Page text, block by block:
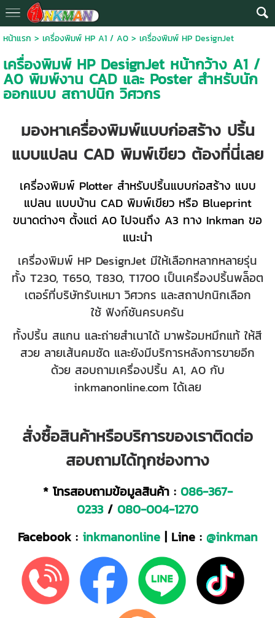
หน้าแรก > เครื่องพิมพ์ HP A1 / A0> เครื่องพิมพ์ HP DesignJet
เครื่องพิมพ์ HP DesignJet หน้ากว้าง A1 /
A0 พิมพ์งาน CAD และ Poster สำหรับนัก
ออกแบบ สถาปนิก วิศวกร
มองหาเครื่องพิมพ์แบบก่อสร้าง ปริ้น
แบบแปลน CAD พิมพ์เขียว ต้องที่นี่เลย
เครื่องพิมพ์ Plotter สำหรับปริ้นแบบก่อสร้าง แบบ
แปลน แบบบ้าน CAD พิมพ์เขียว หรือ Blueprint
ขนาดต่างๆ ตั้งแต่ A0 ไปจนถึง A3 ทาง Inkman ขอ
แนะนำ
เครื่องพิมพ์ HP DesignJet มีให้เลือกหลากหลายรุ่น
ทั้ง T230, T650, T830, T1700 เป็นเครื่องปริ้นพล็อต
เตอร์ที่บริษัทรับเหมาวิศวกร และสถาปกนิกเลือก
ใช้ ฟังก์ชันครบครัน
ทั้งปริ้น สแกน และถ่ายสำเนาได้ มาพร้อมหมึกแท้ ให้สี
สวย ลายเส้นคมชัด และยังมีบริการหลังการขายอีก
ด้วย สอบถามเครื่องปริ้น A1, A0 กับ
inkmanonline.com ได้เลย
สั่งซื้อสินค้าหรือบริการของเราติดต่อ
สอบถามได้ทุกช่องทาง
* โทรสอบถามข้อมูลสินค้า : 086-367-
0233 / 080-004-1270
Facebook : inkmanonline | Line : @inkman